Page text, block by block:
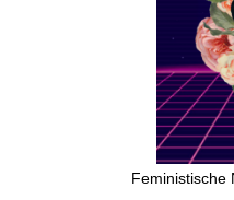
Feministische